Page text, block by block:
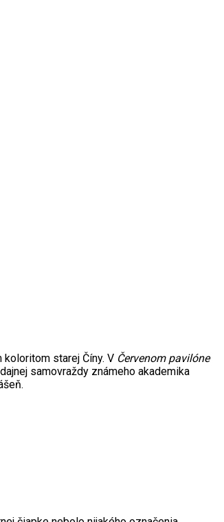
starej Číny. V Červenom pavilóne
samovraždy známeho akademika